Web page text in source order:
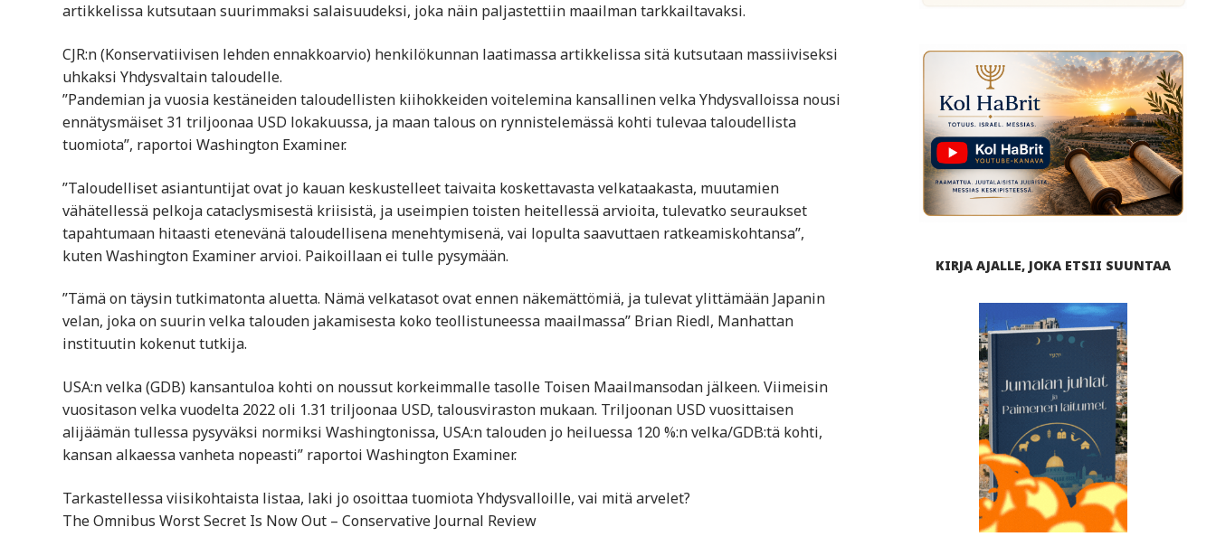
artikkelissa kutsutaan suurimmaksi salaisuudeksi, joka näin paljastettiin maailman tarkkailtavaksi.
CJR:n (Konservatiivisen lehden ennakkoarvio) henkilökunnan laatimassa artikkelissa sitä kutsutaan massiiviseksi
uhkaksi Yhdysvaltain taloudelle.
”Pandemian ja vuosia kestäneiden taloudellisten kiihokkeiden voitelemina kansallinen velka Yhdysvalloissa nousi
ennätysmäiset 31 triljoonaa USD lokakuussa, ja maan talous on rynnistelemässä kohti tulevaa taloudellista
tuomiota”, raportoi Washington Examiner.
”Taloudelliset asiantuntijat ovat jo kauan keskustelleet taivaita koskettavasta velkataakasta, muutamien
vähätellessä pelkoja cataclysmisestä kriisistä, ja useimpien toisten heitellessä arvioita, tulevatko seuraukset
tapahtumaan hitaasti etenevänä taloudellisena menehtymisenä, vai lopulta saavuttaen ratkeamiskohtansa”,
kuten Washington Examiner arvioi. Paikoillaan ei tulle pysymään.
”Tämä on täysin tutkimatonta aluetta. Nämä velkatasot ovat ennen näkemättömiä, ja tulevat ylittämään Japanin
velan, joka on suurin velka talouden jakamisesta koko teollistuneessa maailmassa” Brian Riedl, Manhattan
instituutin kokenut tutkija.
USA:n velka (GDB) kansantuloa kohti on noussut korkeimmalle tasolle Toisen Maailmansodan jälkeen. Viimeisin
vuositason velka vuodelta 2022 oli 1.31 triljoonaa USD, talousviraston mukaan. Triljoonan USD vuosittaisen
alijäämän tullessa pysyväksi normiksi Washingtonissa, USA:n talouden jo heiluessa 120 %:n velka/GDB:tä kohti,
kansan alkaessa vanheta nopeasti” raportoi Washington Examiner.
Tarkastellessa viisikohtaista listaa, laki jo osoittaa tuomiota Yhdysvalloille, vai mitä arvelet?
The Omnibus Worst Secret Is Now Out – Conservative Journal Review
KIRJA AJALLE, JOKA ETSII SUUNTAA